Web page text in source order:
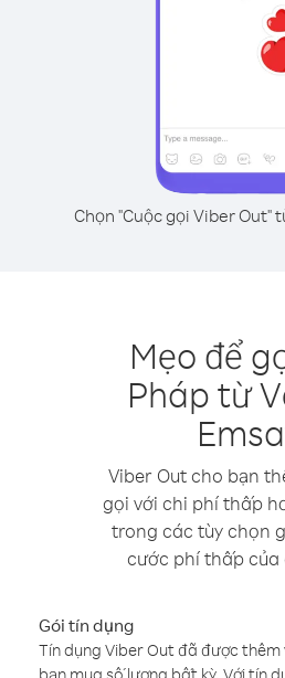
Chọn "Cuộc gọi Viber Out"
Mẹo để
Pháp từ
Viber Out cho bạn
gọi với chi phí thấp
trong các tùy chọn
cước phí thấp của
Gói tín dụng
Tín dụng Viber Out đã được